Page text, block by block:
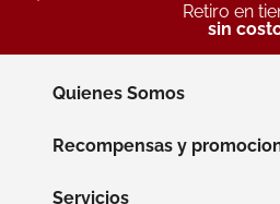
Retiro en
sin
Quienes Somos
Recompensas y
Servicios